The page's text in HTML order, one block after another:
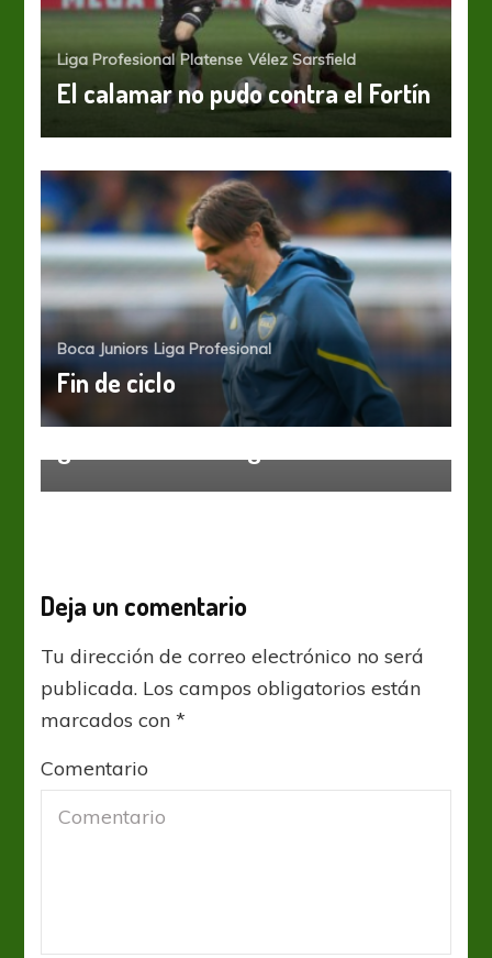
Liga Profesional Platense Vélez Sarsfield
El calamar no pudo contra el Fortín
Boca Juniors Liga Profesional
Fin de ciclo
Central Córdoba Liga Profesional
Central Córdoba se despidió de su
Deja un comentario
Tu dirección de correo electrónico no será
publicada. Los campos obligatorios están
marcados con*
Comentario